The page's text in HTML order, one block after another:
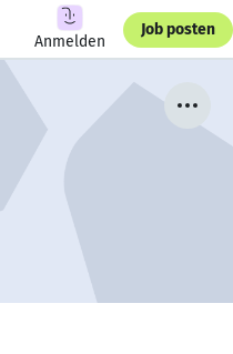
Anmelden
Job posten